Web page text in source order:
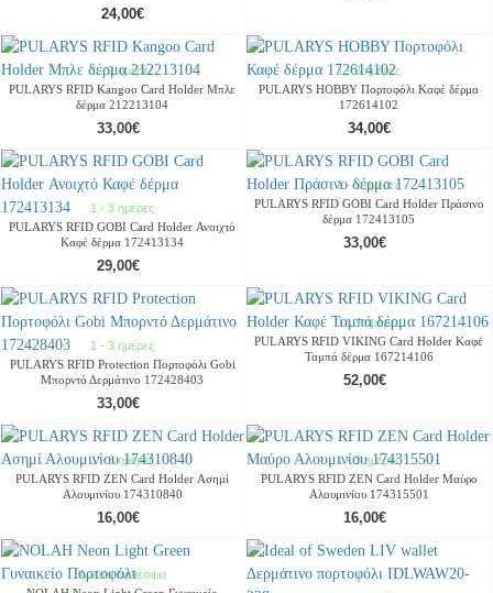
24,00€
1 - 3 ημέρες
PULARYS RFID Kangoo Card Holder Μπλε
δέρμα 212213104
33,00€
1 - 3 ημέρες
PULARYS HOBBY Πορτοφόλι Καφέ δέρμα
172614102
34,00€
1 - 3 ημέρες
PULARYS RFID GOBI Card Holder Ανοιχτό
Καφέ δέρμα 172413134
29,00€
1 - 3 ημέρες
PULARYS RFID GOBI Card Holder Πράσινο
δέρμα 172413105
33,00€
1 - 3 ημέρες
PULARYS RFID Protection Πορτοφόλι Gobi
Μπορντό Δερμάτινο 172428403
33,00€
1 - 3 ημέρες
PULARYS RFID VIKING Card Holder Καφέ
Ταμπά δέρμα 167214106
52,00€
1 - 3 ημέρες
PULARYS RFID ZEN Card Holder Ασημί
Αλουμινίου 174310840
16,00€
1 - 3 ημέρες
PULARYS RFID ZEN Card Holder Μαύρο
Αλουμινίου 174315501
16,00€
Άμεσα διαθέσιμο